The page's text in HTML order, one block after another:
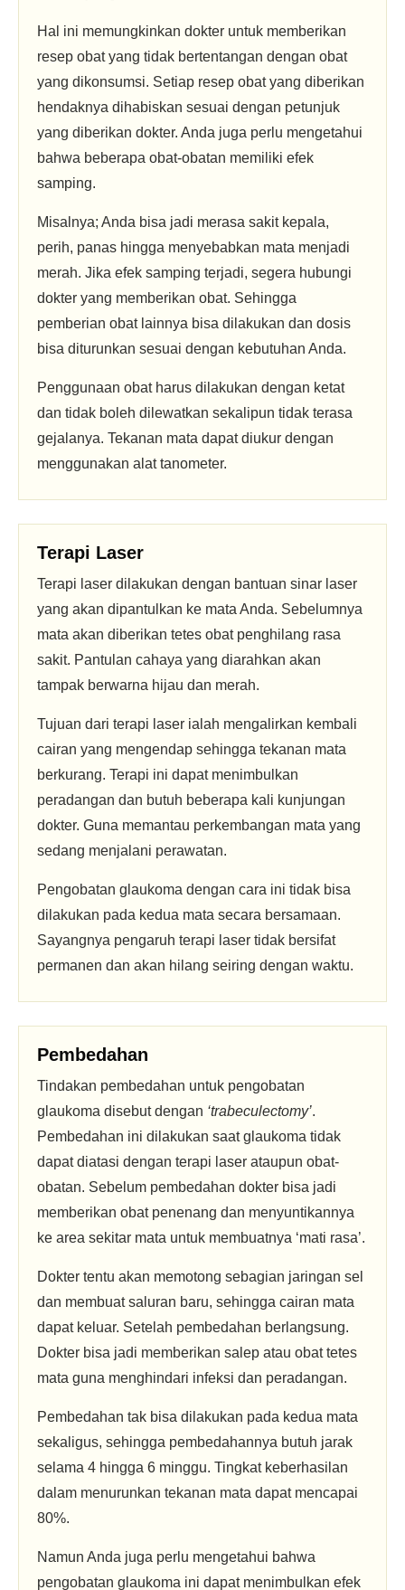
Hal ini memungkinkan dokter untuk memberikan
resep obat yang tidak bertentangan dengan obat
yang dikonsumsi. Setiap resep obat yang diberikan
hendaknya dihabiskan sesuai dengan petunjuk
yang diberikan dokter. Anda juga perlu mengetahui
bahwa beberapa obat-obatan memiliki efek
samping.
Misalnya; Anda bisa jadi merasa sakit kepala,
perih, panas hingga menyebabkan mata menjadi
merah. Jika efek samping terjadi, segera hubungi
dokter yang memberikan obat. Sehingga
pemberian obat lainnya bisa dilakukan dan dosis
bisa diturunkan sesuai dengan kebutuhan Anda.
Penggunaan obat harus dilakukan dengan ketat
dan tidak boleh dilewatkan sekalipun tidak terasa
gejalanya. Tekanan mata dapat diukur dengan
menggunakan alat tanometer.
Terapi Laser
Terapi laser dilakukan dengan bantuan sinar laser
yang akan dipantulkan ke mata Anda. Sebelumnya
mata akan diberikan tetes obat penghilang rasa
sakit. Pantulan cahaya yang diarahkan akan
tampak berwarna hijau dan merah.
Tujuan dari terapi laser ialah mengalirkan kembali
cairan yang mengendap sehingga tekanan mata
berkurang. Terapi ini dapat menimbulkan
peradangan dan butuh beberapa kali kunjungan
dokter. Guna memantau perkembangan mata yang
sedang menjalani perawatan.
Pengobatan glaukoma dengan cara ini tidak bisa
dilakukan pada kedua mata secara bersamaan.
Sayangnya pengaruh terapi laser tidak bersifat
permanen dan akan hilang seiring dengan waktu.
Pembedahan
Tindakan pembedahan untuk pengobatan
glaukoma disebut dengan ‘trabeculectomy’.
Pembedahan ini dilakukan saat glaukoma tidak
dapat diatasi dengan terapi laser ataupun obat-
obatan. Sebelum pembedahan dokter bisa jadi
memberikan obat penenang dan menyuntikannya
ke area sekitar mata untuk membuatnya ‘mati rasa’.
Dokter tentu akan memotong sebagian jaringan sel
dan membuat saluran baru, sehingga cairan mata
dapat keluar. Setelah pembedahan berlangsung.
Dokter bisa jadi memberikan salep atau obat tetes
mata guna menghindari infeksi dan peradangan.
Pembedahan tak bisa dilakukan pada kedua mata
sekaligus, sehingga pembedahannya butuh jarak
selama 4 hingga 6 minggu. Tingkat keberhasilan
dalam menurunkan tekanan mata dapat mencapai
80%.
Namun Anda juga perlu mengetahui bahwa
pengobatan glaukoma ini dapat menimbulkan efek